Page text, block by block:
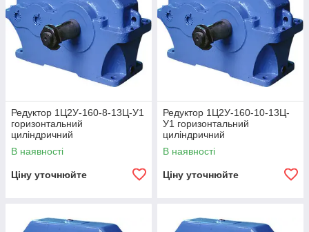
Редуктор 1Ц2У-160-8-13Ц-У1
горизонтальний
циліндричний
двоступінчастий
В наявності
Ціну уточнюйте
Редуктор 1Ц2У-160-10-13Ц-
У1 горизонтальний
циліндричний
двоступінчастий
В наявності
Ціну уточнюйте